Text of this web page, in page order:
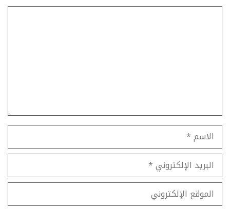
الاسم
البريد
الإلكتروني
الموقع
الإلكتروني